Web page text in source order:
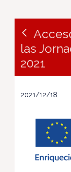
las
2021
2021/12/18